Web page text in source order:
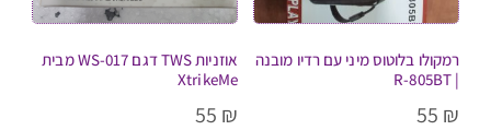
רמקולו בלוטוס מיני עם רדיו מובנה
| R-805BT
55 ₪
אוזניות TWS דגם WS-017 מבית
XtrikeMe
55 ₪